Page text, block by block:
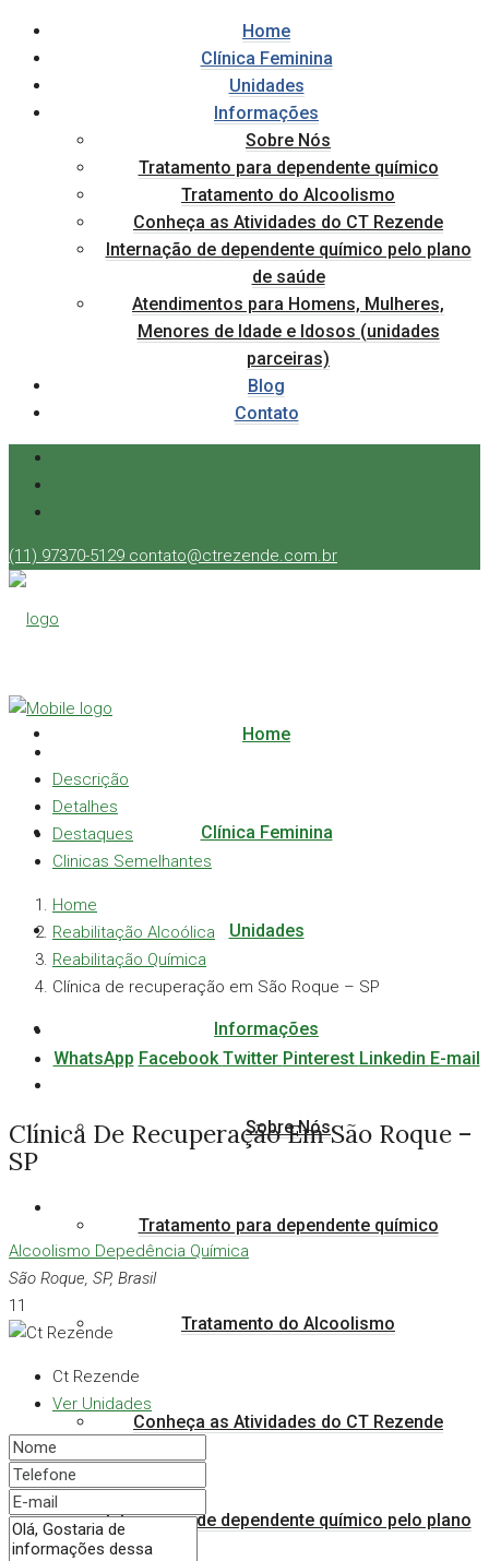
Home
Clínica Feminina
Unidades
Informações
Sobre Nós
Tratamento para dependente químico
Tratamento do Alcoolismo
Conheça as Atividades do CT Rezende
Internação de dependente químico pelo plano
de saúde
Atendimentos para Homens, Mulheres,
Menores de Idade e Idosos (unidades
parceiras)
Blog
Contato
(11) 97370-5129 contato@ctrezende.com.br
Home
Clínica Feminina
Unidades
Informações
Sobre Nós
Tratamento para dependente químico
Tratamento do Alcoolismo
Conheça as Atividades do CT Rezende
Internação de dependente químico pelo plano
Descrição
Detalhes
Destaques
Clinicas Semelhantes
Home
Reabilitação Alcoólica
Reabilitação Química
Clínica de recuperação em São Roque – SP
WhatsApp FacebookTwitter Pinterest Linkedin E-mail
Clínica De Recuperação Em São Roque –
SP
Alcoolismo Depedência Química
São Roque, SP, Brasil
11
Ct Rezende
Ver Unidades